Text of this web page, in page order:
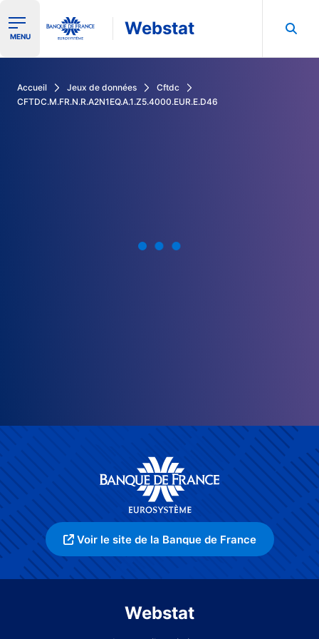
Ouvrir le menu de navigation
MENU Webstat
Accueil Jeux de données
Cftdc
CFTDC.M.FR.N.R.A2N1EQ.A.1.Z5.4000.EUR.E.D46
Voir le site de la Banque de France
Webstat